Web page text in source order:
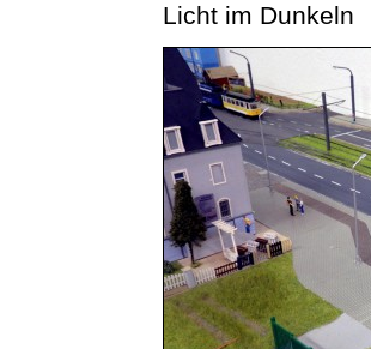
Licht im Dunkeln